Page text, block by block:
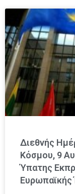
Διεθνής
Κόσμου, 9
Ύπατης